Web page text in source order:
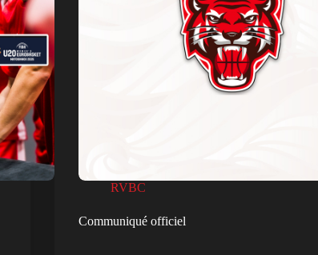
RVBC
Communiqué officiel